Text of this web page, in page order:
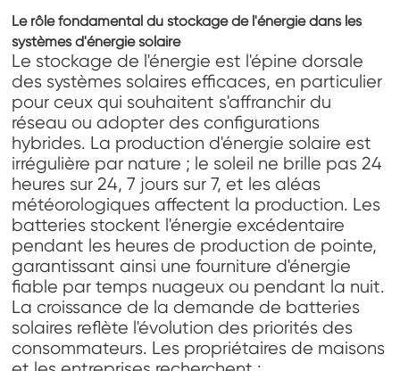
Le rôle fondamental du stockage de l'énergie dans les
systèmes d'énergie solaire
Le stockage de l'énergie est l'épine dorsale
des systèmes solaires efficaces, en particulier
pour ceux qui souhaitent s'affranchir du
réseau ou adopter des configurations
hybrides. La production d'énergie solaire est
irrégulière par nature ; le soleil ne brille pas 24
heures sur 24, 7 jours sur 7, et les aléas
météorologiques affectent la production. Les
batteries stockent l'énergie excédentaire
pendant les heures de production de pointe,
garantissant ainsi une fourniture d'énergie
fiable par temps nuageux ou pendant la nuit.
La croissance de la demande de batteries
solaires reflète l'évolution des priorités des
consommateurs. Les propriétaires de maisons